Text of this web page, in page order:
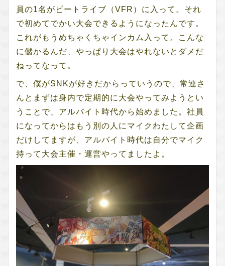
員の1名がビートライブ（VFR）に入って。それ
で初めてでかい大会できるようになったんです。
これがもうめちゃくちゃインカム入って。こんな
に儲かるんだ、やっぱり大会はやれないとダメだ
ねってなって。
で、僕がSNKが好きだからっていうので、常連さ
んとまずは身内で定期的に大会やってみようとい
うことで、アルバイト時代から始めました。社員
になってからはもう別の人にマイクわたして企画
だけしてますが、アルバイト時代は自分でマイク
持って大会主催・運営やってましたよ。